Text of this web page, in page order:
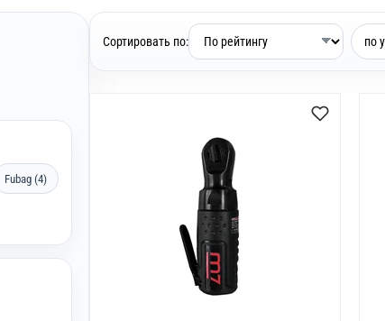
Fubag (4)
Сортировать по: по